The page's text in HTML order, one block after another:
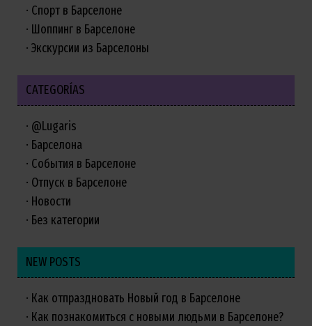
Спорт в Барселоне
Шоппинг в Барселоне
Экскурсии из Барселоны
CATEGORÍAS
@Lugaris
Барселона
События в Барселоне
Отпуск в Барселоне
Новости
Без категории
NEW POSTS
Как отпраздновать Новый год в Барселоне
Как познакомиться с новыми людьми в Барселоне?